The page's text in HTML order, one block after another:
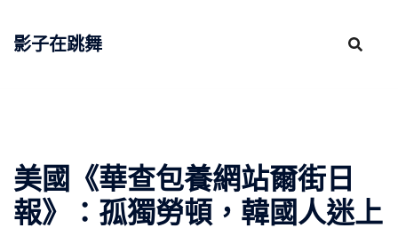
影子在跳舞
美國《華查包養網站爾街日
報》：孤獨勞頓，韓國人迷上